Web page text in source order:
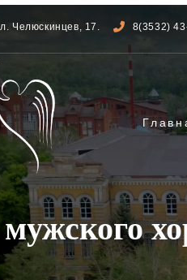
Челюскинцев, 17. 8(3532)